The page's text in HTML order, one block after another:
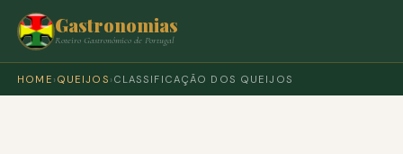
Gastronomias
Roteiro Gastronómico de Portugal
HOME › QUEIJOS › CLASSIFICAÇÃO DOS QUEIJOS